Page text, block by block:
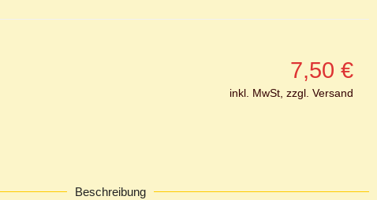
7,50 €
inkl. MwSt, zzgl. Versand
Beschreibung